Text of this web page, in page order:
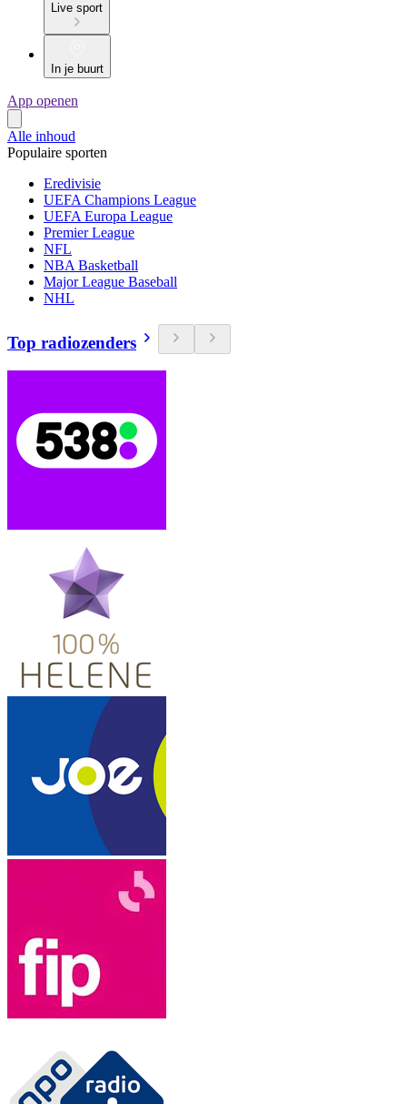
Live sport
In je buurt
App openen
Alle inhoud
Populaire sporten
Eredivisie
UEFA Champions League
UEFA Europa League
Premier League
NFL
NBA Basketball
Major League Baseball
NHL
Top radiozenders